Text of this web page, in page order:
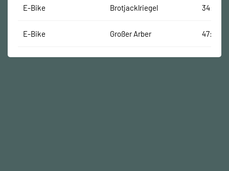
E-Bike Brotjacklriegel 34:43
E-Bike Großer Arber 47:32